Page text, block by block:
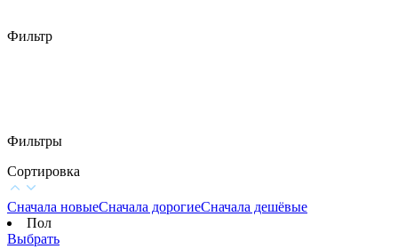
Фильтр
Фильтры
Сортировка
Сначала новыеСначала дорогиеСначала дешёвые
Пол
Выбрать